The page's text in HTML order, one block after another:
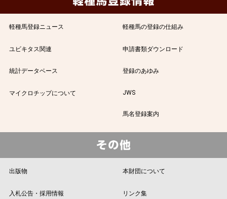
軽種馬登録ニュース 軽種馬の登録の仕組み
ユビキタス関連 申請書類ダウンロード
統計データベース 登録のあゆみ
マイクロチップについて JWS
馬名登録案内
出版物 本財団について
入札公告・採用情報 リンク集